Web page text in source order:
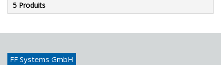
5 Produits
FF Systems GmbH